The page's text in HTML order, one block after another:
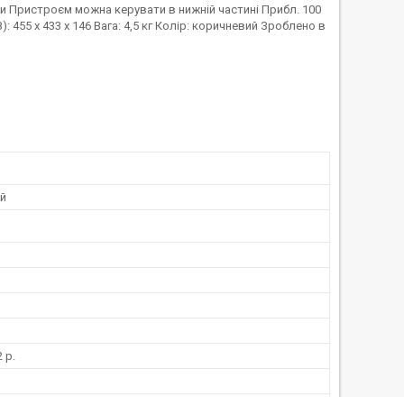
Пристроєм можна керувати в нижній частині Прибл. 100
455 x 433 x 146 Вага: 4,5 кг Колір: коричневий Зроблено в
р.